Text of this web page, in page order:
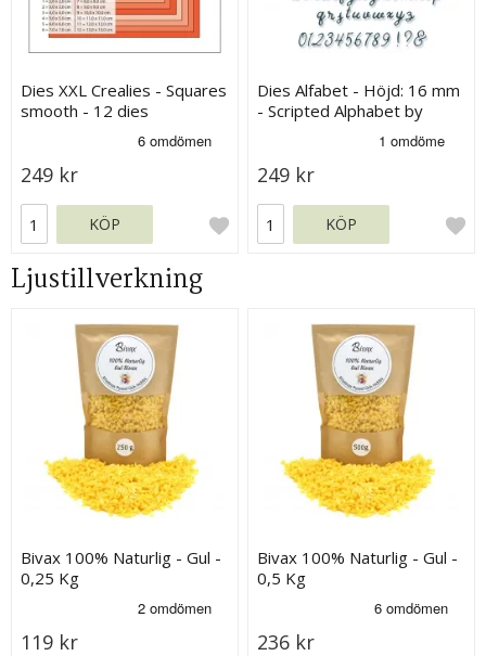
Dies XXL Crealies - Squares
smooth - 12 dies
249 kr
KÖP
Dies Alfabet - Höjd: 16 mm
- Scripted Alphabet by
249 kr
KÖP
Ljustillverkning
Bivax 100% Naturlig - Gul -
0,25 Kg
119 kr
Bivax 100% Naturlig - Gul -
0,5 Kg
236 kr